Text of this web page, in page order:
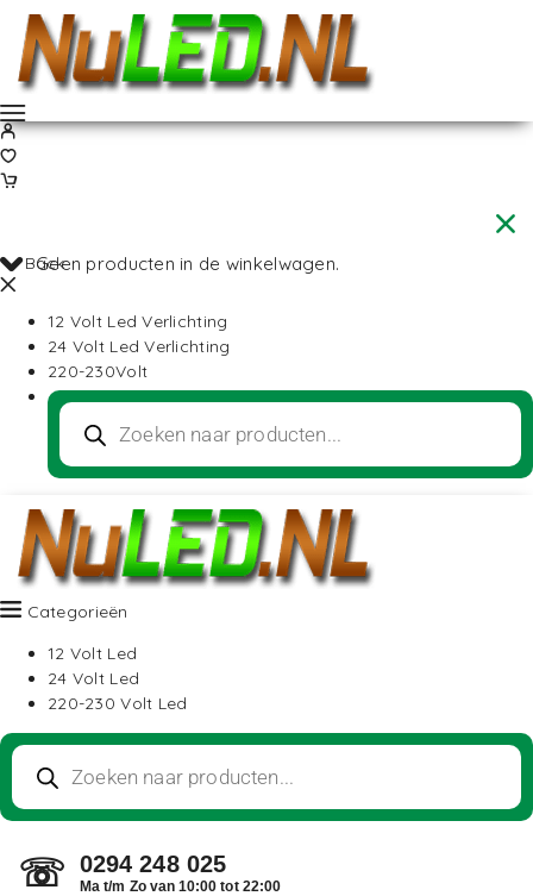
Geen producten in de winkelwagen.
Back
12 Volt Led Verlichting
24 Volt Led Verlichting
220-230Volt
Categorieën
12 Volt Led
24 Volt Led
220-230 Volt Led
☏ 0294 248 025
Ma t/m Zo van 10:00 tot 22:00